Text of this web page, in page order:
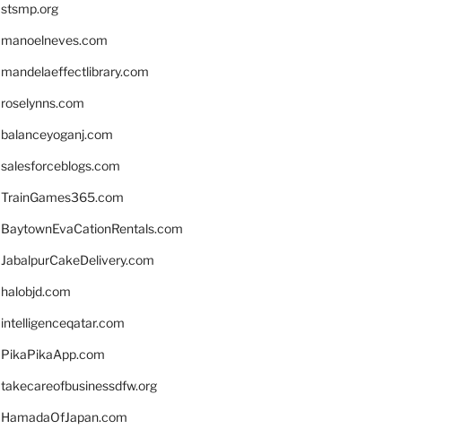
stsmp.org
manoelneves.com
mandelaeffectlibrary.com
roselynns.com
balanceyoganj.com
salesforceblogs.com
TrainGames365.com
BaytownEvaCationRentals.com
JabalpurCakeDelivery.com
halobjd.com
intelligenceqatar.com
PikaPikaApp.com
takecareofbusinessdfw.org
HamadaOfJapan.com